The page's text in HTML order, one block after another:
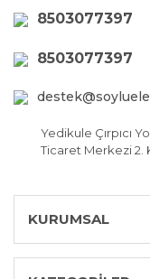
8503077397
8503077397
Yedikule Çırpıcı
Ticaret Merkezi 2.
KURUMSAL